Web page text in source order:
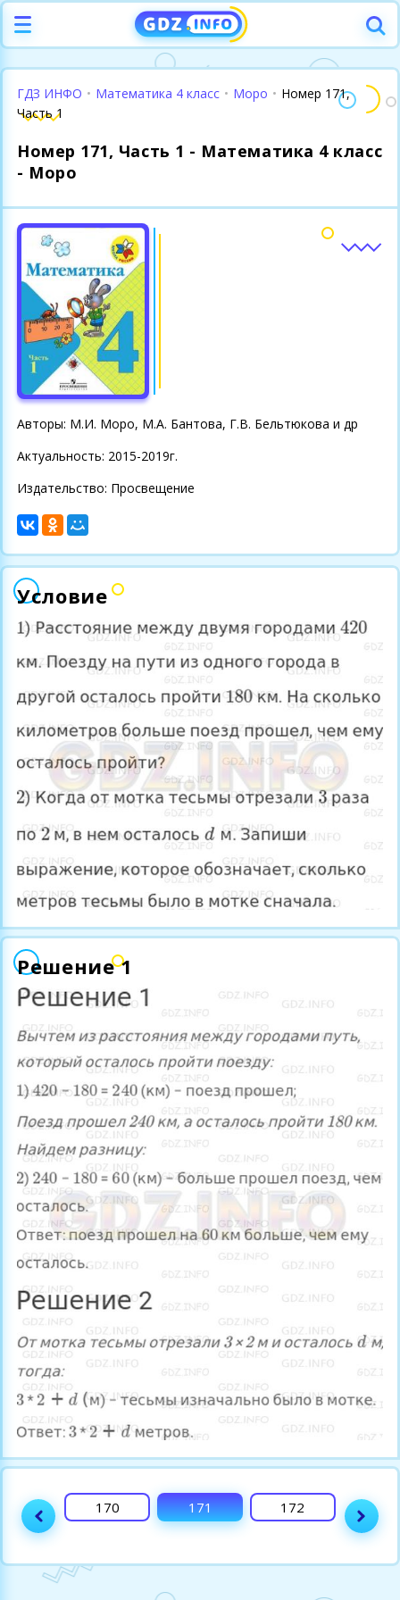
ГДЗ ИНФО • Математика 4 класс • Моро • Номер 171,
Часть 1
Номер 171, Часть 1 - Математика 4 класс
- Моро
Авторы: М.И. Моро, М.А. Бантова, Г.В. Бельтюкова и др
Актуальность: 2015-2019г.
Издательство: Просвещение
Условие
Решение 1
169 170 171 172 173